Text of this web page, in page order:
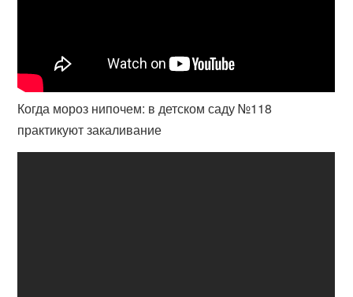
Когда мороз нипочем: в детском саду №118
практикуют закаливание